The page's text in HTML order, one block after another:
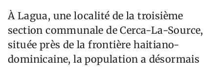
À Lagua, une localité de la troisième
section communale de Cerca-La-Source,
située près de la frontière haitiano-
dominicaine, la population a désormais